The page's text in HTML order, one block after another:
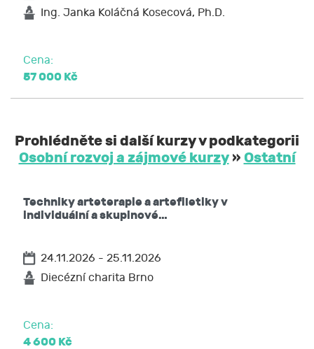
Ing. Janka Koláčná Kosecová, Ph.D.
Cena:
57 000 Kč
Prohlédněte si další kurzy v podkategorii
Osobní rozvoj a zájmové kurzy» Ostatní
Techniky arteterapie a artefiletiky v
individuální a skupinové…
24.11.2026 - 25.11.2026
Diecézní charita Brno
Cena:
4 600 Kč